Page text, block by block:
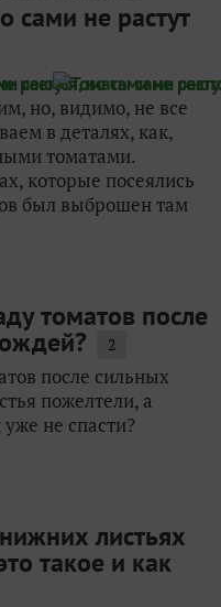
сами не растут
но, видимо, не все
в деталях, как,
томатами.
которые посеялись
был выброшен там
томатов после
2
после сильных
пожелтели, а
не спасти?
листьях
такое и как